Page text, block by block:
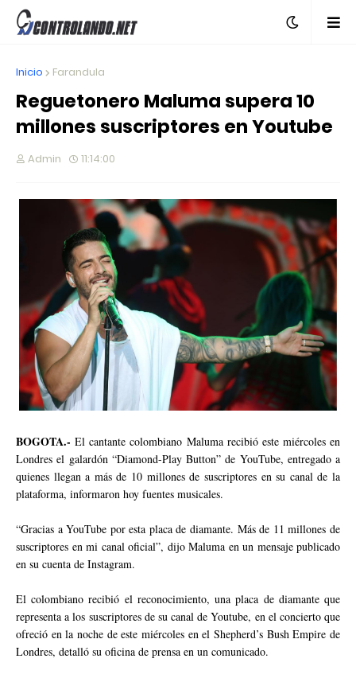
Inicio Farandula
Reguetonero Maluma supera 10
millones suscriptores en Youtube
Admin 11:14:00
BOGOTA.- El cantante colombiano Maluma recibió este miércoles en
Londres el galardón “Diamond-Play Button” de YouTube, entregado a
quienes llegan a más de 10 millones de suscriptores en su canal de la
plataforma, informaron hoy fuentes musicales.
“Gracias a YouTube por esta placa de diamante. Más de 11 millones de
suscriptores en mi canal oficial”, dijo Maluma en un mensaje publicado
en su cuenta de Instagram.
El colombiano recibió el reconocimiento, una placa de diamante que
representa a los suscriptores de su canal de Youtube, en el concierto que
ofreció en la noche de este miércoles en el Shepherd’s Bush Empire de
Londres, detalló su oficina de prensa en un comunicado.